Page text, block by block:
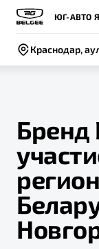
ЮГ-АВТО
Новый
X50+
ВЫБОР И ПОКУПКА
Автомобили в
СЕРВИС
Записаться на
Руководство по
СОБЫТИЯ
Новости
Контакты
Бренд